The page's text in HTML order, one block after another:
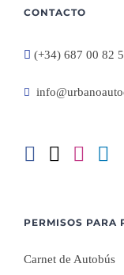
CONTACTO
(+34) 687 00 82
PERMISOS PARA
Carnet de Autobús